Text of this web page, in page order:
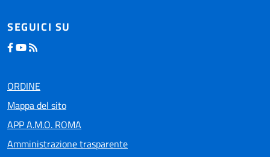
SEGUICI SU
ORDINE
Mappa del sito
APP A.M.O. ROMA
Amministrazione trasparente